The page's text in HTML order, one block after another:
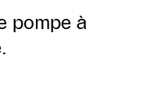
pompe à